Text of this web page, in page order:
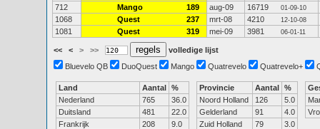
712 Mango 189 aug-09 16719 01-09-10
1068 Quest 237 mrt-08 4210 12-10-08
1081 Quest 319 mei-09 3981 06-01-11
<< < > >>
volledige lijst
Bluevelo QB
DuoQuest Mango Quatrevelo Quatrevelo+
Land Aantal %
Nederland
765
36.0
Duitsland
481
22.0
Frankrijk
208
9.0
Provincie Aantal %
Noord Holland
126
5.0
Gelderland
91
4.0
Zuid Holland
79
3.0